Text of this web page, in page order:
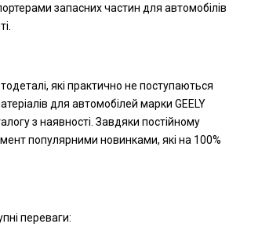
запасних частин для автомобілів
які практично не поступаються
для автомобілей марки GEELY
з наявності. Завдяки постійному
популярними новинками, які на 100%
переваги: